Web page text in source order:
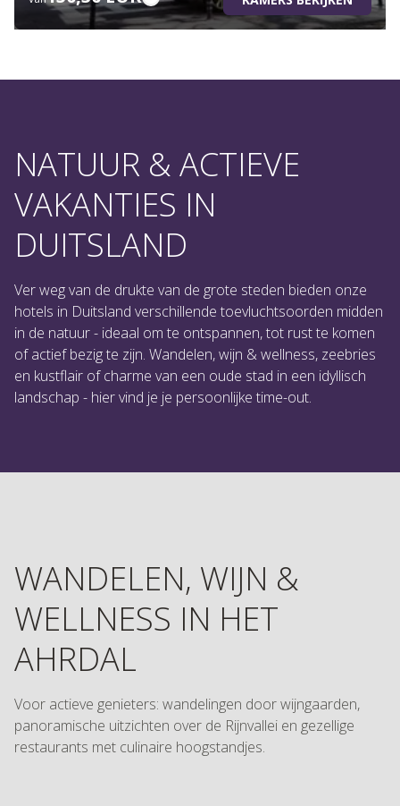
NATUUR & ACTIEVE
VAKANTIES IN
DUITSLAND
Ver weg van de drukte van de grote steden bieden onze
hotels in Duitsland verschillende toevluchtsoorden midden
in de natuur - ideaal om te ontspannen, tot rust te komen
of actief bezig te zijn. Wandelen, wijn & wellness, zeebries
en kustflair of charme van een oude stad in een idyllisch
landschap - hier vind je je persoonlijke time-out.
WANDELEN, WIJN &
WELLNESS IN HET
AHRDAL
Voor actieve genieters: wandelingen door wijngaarden,
panoramische uitzichten over de Rijnvallei en gezellige
restaurants met culinaire hoogstandjes.